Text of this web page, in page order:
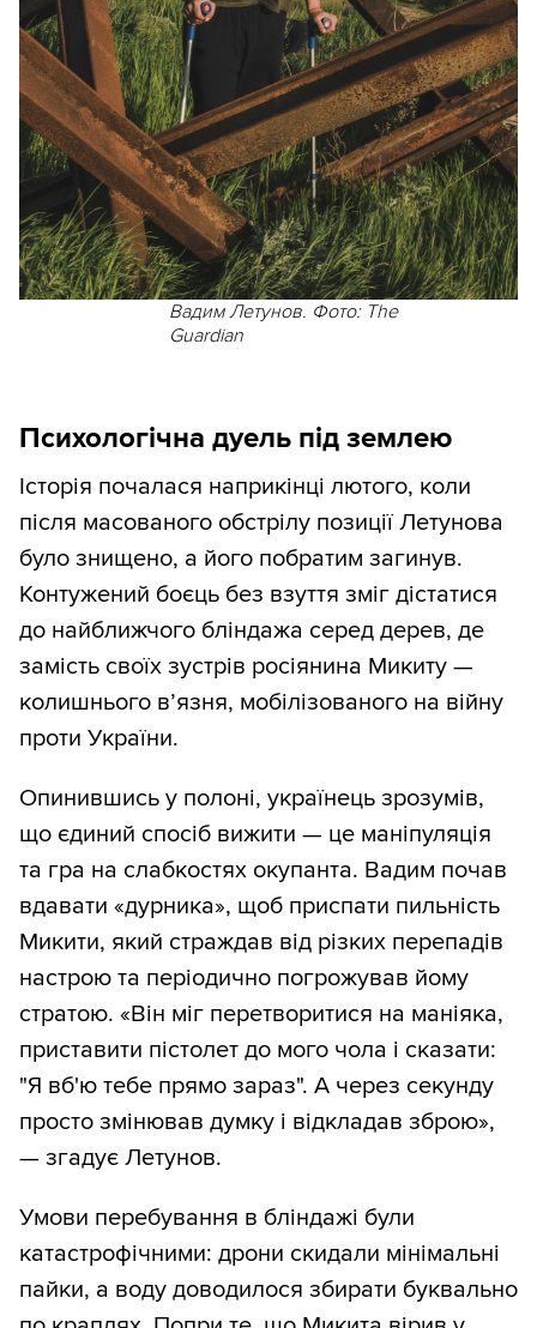
Вадим Летунов. Фото: The
Guardian
Психологічна дуель під землею
Історія почалася наприкінці лютого, коли
після масованого обстрілу позиції Летунова
було знищено, а його побратим загинув.
Контужений боєць без взуття зміг дістатися
до найближчого бліндажа серед дерев, де
замість своїх зустрів росіянина Микиту —
колишнього в’язня, мобілізованого на війну
проти України.
Опинившись у полоні, українець зрозумів,
що єдиний спосіб вижити — це маніпуляція
та гра на слабкостях окупанта. Вадим почав
вдавати «дурника», щоб приспати пильність
Микити, який страждав від різких перепадів
настрою та періодично погрожував йому
стратою. «Він міг перетворитися на маніяка,
приставити пістолет до мого чола і сказати:
"Я вб'ю тебе прямо зараз". А через секунду
просто змінював думку і відкладав зброю»,
— згадує Летунов.
Умови перебування в бліндажі були
катастрофічними: дрони скидали мінімальні
пайки, а воду доводилося збирати буквально